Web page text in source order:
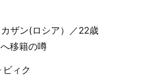
ザン(ロシア）／22歳
移籍の噂
ィク